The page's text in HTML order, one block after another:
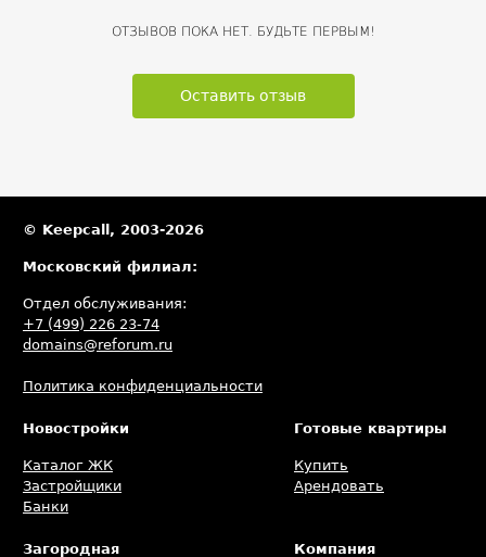
ОТЗЫВОВ ПОКА НЕТ. БУДЬТЕ ПЕРВЫМ!
Оставить отзыв
© Keepcall, 2003-2026
Московский филиал:
Отдел обслуживания:
+7 (499) 226 23-74
domains@reforum.ru
Политика конфиденциальности
Новостройки
Каталог ЖК
Застройщики
Банки
Готовые квартиры
Купить
Арендовать
Загородная Компания